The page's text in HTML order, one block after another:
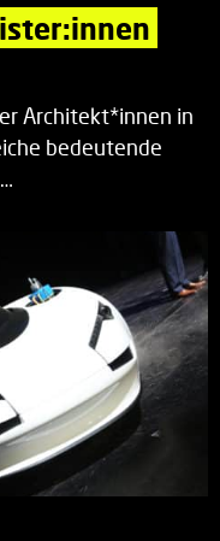
Architekt*innen in
bedeutende